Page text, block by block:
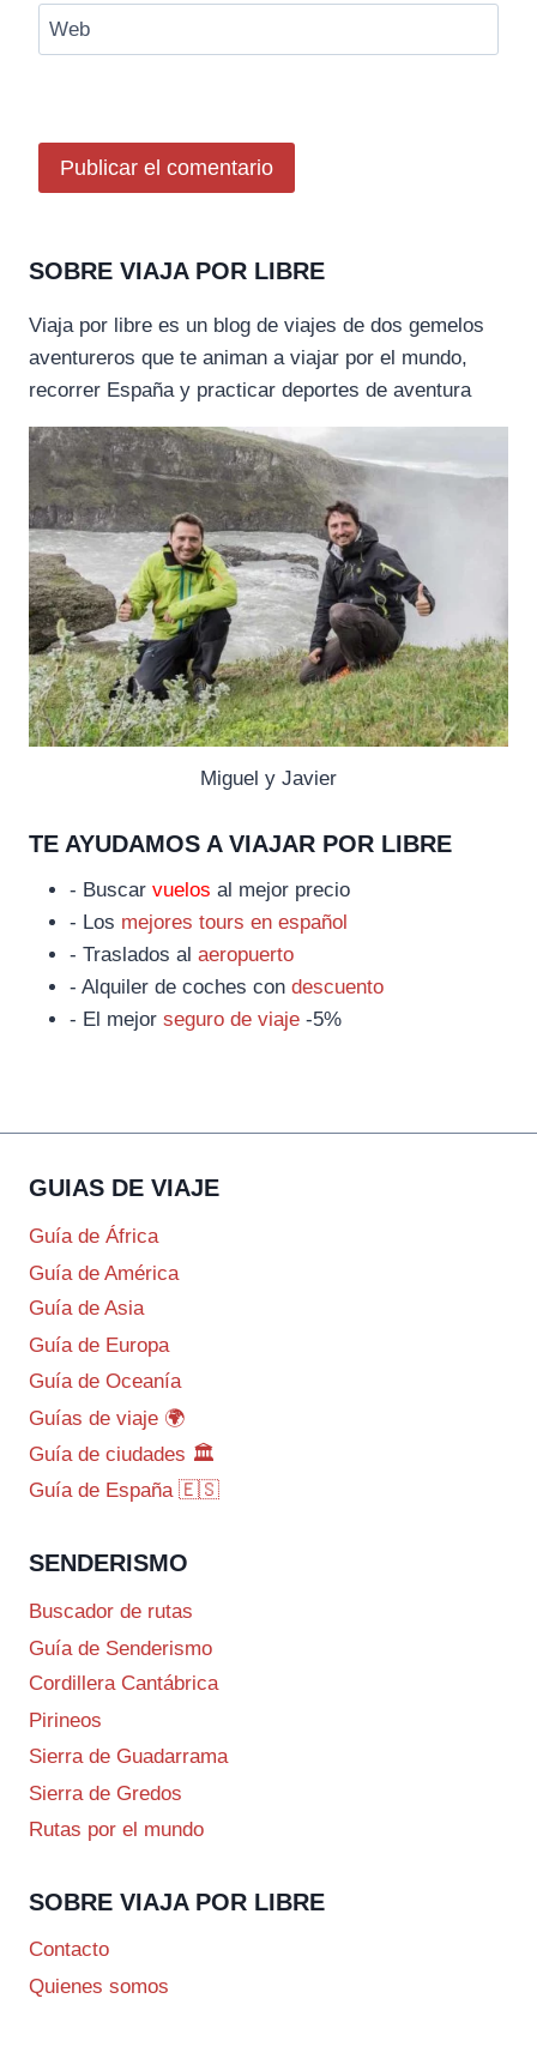
Web
SOBRE VIAJA POR LIBRE
Viaja por libre es un blog de viajes de dos gemelos
aventureros que te animan a viajar por el mundo,
recorrer España y practicar deportes de aventura
Miguel y Javier
TE AYUDAMOS A VIAJAR POR LIBRE
- Buscar vuelos al mejor precio
- Los mejores tours en español
- Traslados al aeropuerto
- Alquiler de coches con descuento
- El mejor seguro de viaje -5%
GUIAS DE VIAJE
Guía de África
Guía de América
Guía de Asia
Guía de Europa
Guía de Oceanía
Guías de viaje 🌍
Guía de ciudades 🏛️
Guía de España 🇪🇸
SENDERISMO
Buscador de rutas
Guía de Senderismo
Cordillera Cantábrica
Pirineos
Sierra de Guadarrama
Sierra de Gredos
Rutas por el mundo
SOBRE VIAJA POR LIBRE
Contacto
Quienes somos